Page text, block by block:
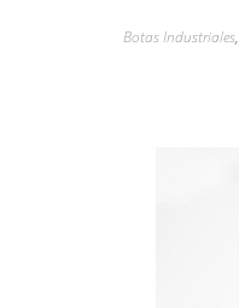
Botas Industriales,